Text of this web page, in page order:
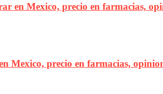
en Mexico, precio en farmacias,
Mexico, precio en farmacias,